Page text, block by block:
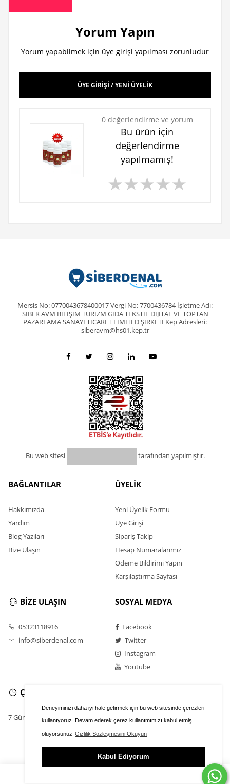
Deneyiminizi daha iyi hale getirmek için bu web sitesinde çerezleri
kullanıyoruz. Devam ederek çerez kullanımımızı kabul etmiş
oluyorsunuz Gizlilik Sözleşmesini Okuyun
Kabul Ediyorum
Yorum Yapın
Yorum yapabilmek için üye girişi yapılması zorunludur
ÜYE GİRİŞİ / YENİ ÜYELİK
0 değerlendirme ve yorum
Bu ürün için
değerlendirme
yapılmamış!
★★★★★
Mersis No: 0770043678400017 Vergi No: 7700436784 İşletme Adı:
SİBER AVM BİLİŞİM TURİZM GIDA TEKSTİL DİJİTAL VE TOPTAN
PAZARLAMA SANAYİ TİCARET LİMİTED ŞİRKETİ Kep Adresleri:
siberavm@hs01.kep.tr
Bu web sitesi tarafından yapılmıştır.
BAĞLANTILAR
Hakkımızda
Yardım
Blog Yazıları
Bize Ulaşın
ÜYELİK
Yeni Üyelik Formu
Üye Girişi
Sipariş Takip
Hesap Numaralarımız
Ödeme Bildirimi Yapın
Karşılaştırma Sayfası
BİZE ULAŞIN
05323118916
info@siberdenal.com
SOSYAL MEDYA
Facebook
Twitter
Instagram
Youtube
ÇALIŞMA SAATLERİ
7 Gün / 24 Saat